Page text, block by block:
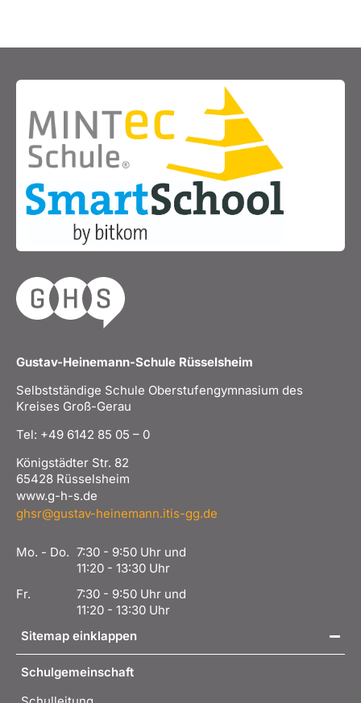
Gustav-Heinemann-Schule Rüsselsheim
Selbstständige Schule Oberstufengymnasium des
Kreises Groß-Gerau
Tel: +49 6142 85 05 – 0
Königstädter Str. 82
65428 Rüsselsheim
www.g-h-s.de
ghsr@gustav-heinemann.itis-gg.de
Mo. - Do. 7:30 - 9:50 Uhr und
11:20 - 13:30 Uhr
Fr.
7:30 - 9:50 Uhr und
11:20 - 13:30 Uhr
Sitemap einklappen
Schulgemeinschaft